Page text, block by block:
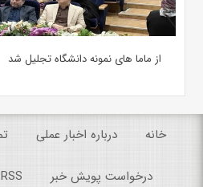
از ماما های نمونه دانشگاه تجلیل شد
خانه درباره اخبار عملی
درخواست پویش خبر RSS